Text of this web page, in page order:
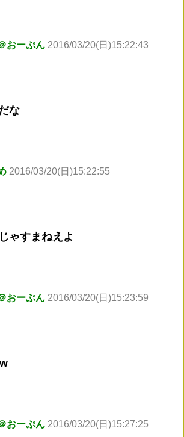
おーぷん 2016/03/20(日)15:22:43
な
2016/03/20(日)15:22:55
ゃすまねえよ
おーぷん 2016/03/20(日)15:23:59
おーぷん 2016/03/20(日)15:27:25